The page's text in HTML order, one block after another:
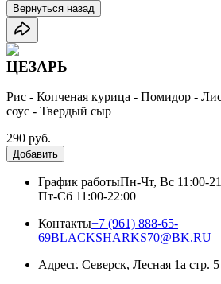
Вернуться назад
ЦЕЗАРЬ
Рис - Копченая курица - Помидор -
соус - Твердый сыр
290 руб.
Добавить
График работыПн-Чт, Вс 11:00-
Пт-Сб 11:00-22:00
Контакты+7 (961) 888-65-
69BLACKSHARKS70@BK.RU
Адресг. Северск, Лесная 1а стр. 5